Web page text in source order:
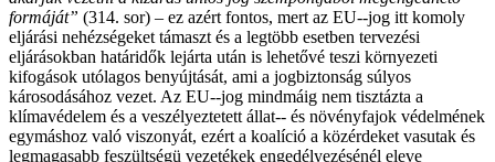
formáját” (314. sor) – ez azért fontos, mert az EU-­‐jog itt komoly
eljárási nehézségeket támaszt és a legtöbb esetben tervezési
eljárásokban határidők lejárta után is lehetővé teszi környezeti
kifogások utólagos benyújtását, ami a jogbiztonság súlyos
károsodásához vezet. Az EU-­‐jog mindmáig nem tisztázta a
klímavédelem és a veszélyeztetett állat-­‐ és növényfajok védelmének
egymáshoz való viszonyát, ezért a koalíció a közérdeket vasutak és
legmagasabb feszültségü vezetékek engedélyezésénél eleve